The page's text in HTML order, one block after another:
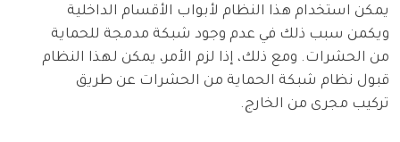
يمكن استخدام هذا النظام لأبواب الأقسام الداخلية
ويكمن سبب ذلك في عدم وجود شبكة مدمجة للحماية
من الحشرات. ومع ذلك، إذا لزم الأمر، يمكن لهذا النظام
قبول نظام شبكة الحماية من الحشرات عن طريق
تركيب مجرى من الخارج.